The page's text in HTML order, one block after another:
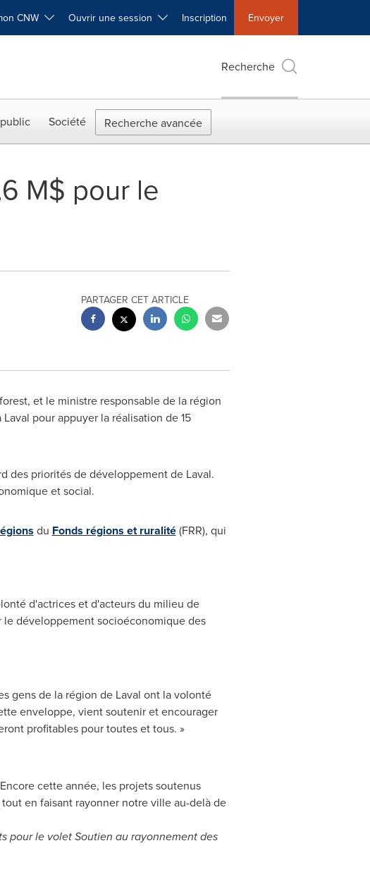
CNW Ouvrir une session Inscription Envoyer
Recherche
Société Recherche avancée
M$ pour le
PARTAGER CET ARTICLE
et le ministre responsable de la région
Laval pour appuyer la réalisation de 15
des priorités de développement de Laval.
et social.
du Fonds régions et ruralité(FRR), qui
d'actrices et d'acteurs du milieu de
développement socioéconomique des
gens de la région de Laval ont la volonté
enveloppe, vient soutenir et encourager
profitables pour toutes et tous. »
cette année, les projets soutenus
en faisant rayonner notre ville au-delà de
le volet Soutien au rayonnement des